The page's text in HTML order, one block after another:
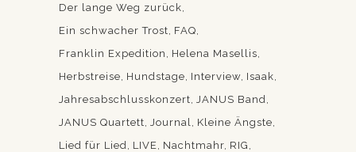
Der lange Weg zurück
Ein schwacher Trost FAQ
Franklin Expedition
Helena Masellis
Herbstreise Hundstage Interview Isaak
Jahresabschlusskonzert
JANUS Band
JANUS Quartett
Journal
Kleine Ängste
Lied für Lied
LIVE Nachtmahr RIG